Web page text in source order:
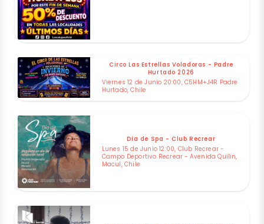
Circo Las Estrellas Voladoras - Padre
Hurtado 2026
Viernes 12 de Junio 20:00, C5HM+J4R Padre
Hurtado, Chile
Dia de Spa - Club Recrear
Lunes 15 de Junio 12:00, Club Recrear -
Campo Deportivo Recrear - Avenida Quilin,
Macul, Chile